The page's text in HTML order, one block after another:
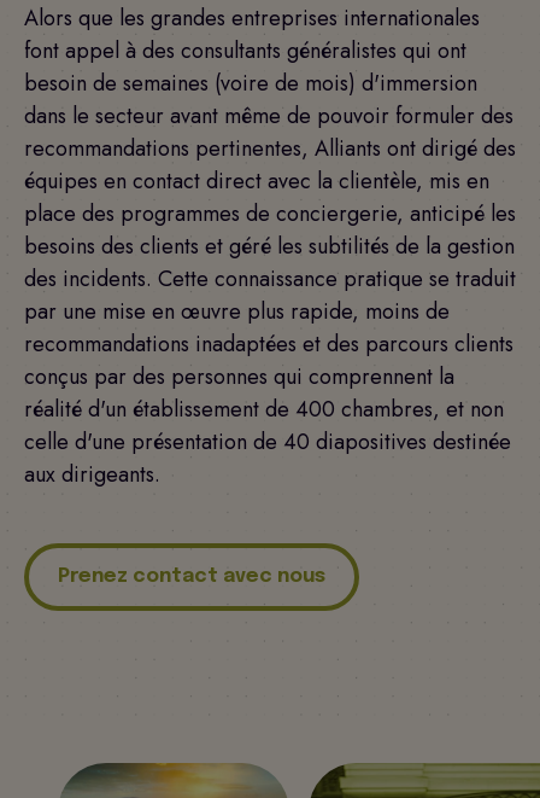
Alors que les grandes entreprises internationales
font appel à des consultants généralistes qui ont
besoin de semaines (voire de mois) d'immersion
dans le secteur avant même de pouvoir formuler des
recommandations pertinentes, Alliants ont dirigé des
équipes en contact direct avec la clientèle, mis en
place des programmes de conciergerie, anticipé les
besoins des clients et géré les subtilités de la gestion
des incidents. Cette connaissance pratique se traduit
par une mise en œuvre plus rapide, moins de
recommandations inadaptées et des parcours clients
conçus par des personnes qui comprennent la
réalité d'un établissement de 400 chambres, et non
celle d'une présentation de 40 diapositives destinée
aux dirigeants.
Prenez contact avec nous